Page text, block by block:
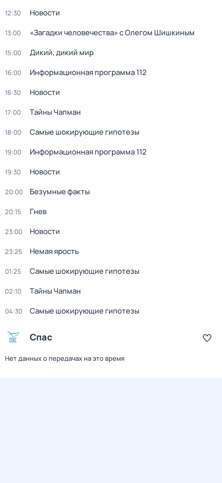
12:30 Новости
13:00 «Загадки человечества» с Олегом Шишкиным
15:00 Дикий, дикий мир
16:00 Информационная программа 112
16:30 Новости
17:00 Тaйны Чапман
18:00 Самые шoкиpующие гипотезы
19:00 Информационная программа 112
19:30 Новости
20:00 Безумные факты
20:15 Гнев
23:00 Новости
23:25 Немая ярость
01:25 Самые шoкиpующие гипотезы
02:10 Тaйны Чапман
04:30 Самые шoкиpующие гипотезы
Спас
Нет данных о передачах на это время